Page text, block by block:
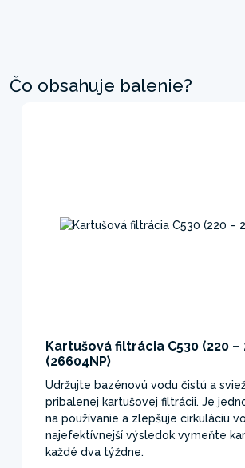
Čo obsahuje balenie?
Kartušová filtrácia C530 (220 –
(26604NP)
Udržujte bazénovú vodu čistú a
pribalenej kartušovej filtrácii. Je
na používanie a zlepšuje cirkuláciu
najefektívnejší výsledok vymeňte
každé dva týždne.